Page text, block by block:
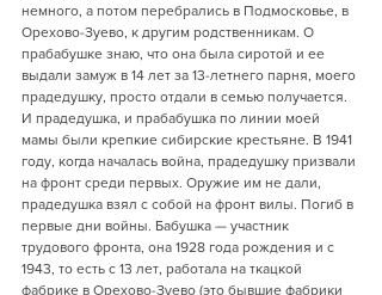
немного, а потом перебрались в Подмосковье, в
Орехово-Зуево, к другим родственникам. О
прабабушке знаю, что она была сиротой и ее
выдали замуж в 14 лет за 13-летнего парня, моего
прадедушку, просто отдали в семью получается.
И прадедушка, и прабабушка по линии моей
мамы были крепкие сибирские крестьяне. В 1941
году, когда началась война, прадедушку призвали
на фронт среди первых. Оружие им не дали,
прадедушка взял с собой на фронт вилы. Погиб в
первые дни войны. Бабушка — участник
трудового фронта, она 1928 года рождения и с
1943, то есть с 13 лет, работала на ткацкой
фабрике в Орехово-Зуево (это бывшие фабрики